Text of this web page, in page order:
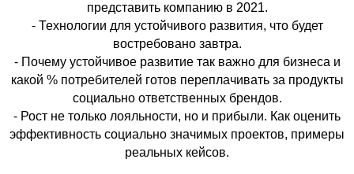
представить компанию в 2021.
⁃ Технологии для устойчивого развития, что будет
востребовано завтра.
⁃ Почему устойчивое развитие так важно для бизнеса и
какой % потребителей готов переплачивать за продукты
социально ответственных брендов.
⁃ Рост не только лояльности, но и прибыли. Как оценить
эффективность социально значимых проектов, примеры
реальных кейсов.